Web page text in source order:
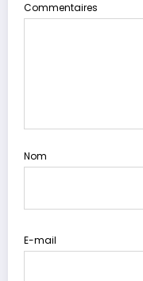
Commentaires
Nom
E-mail